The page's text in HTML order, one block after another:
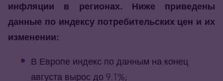
инфляции в регионах. Ниже приведены
данные по индексу потребительских цен и их
изменении:
В Европе индекс по данным на конец
августа вырос до 9.1%;